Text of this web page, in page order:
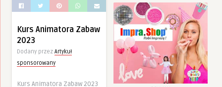
Kurs Animatora Zabaw
2023
Dodany przez Artykuł
sponsorowany
Kurs Animatora Zabaw 2023